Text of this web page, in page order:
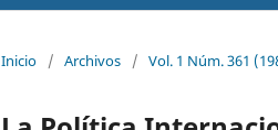
Inicio / Archivos / Vol. 1 Núm. 361